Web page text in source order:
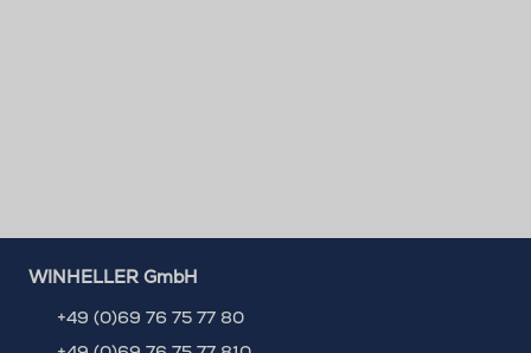
WINHELLER GmbH
+49 (0)69 76 75 77 80